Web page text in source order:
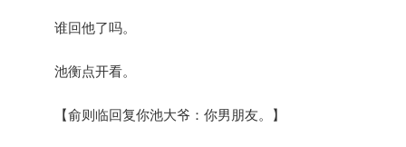
谁回他了吗。
池衡点开看。
【俞则临回复你池大爷：你男朋友。】